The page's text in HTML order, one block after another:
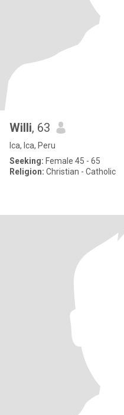
Willi, 63
Ica, Ica, Peru
Seeking: Female 45 - 65
Religion: Christian - Catholic